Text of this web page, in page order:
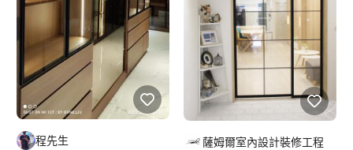
程先生 薩姆爾室內設計裝修工程